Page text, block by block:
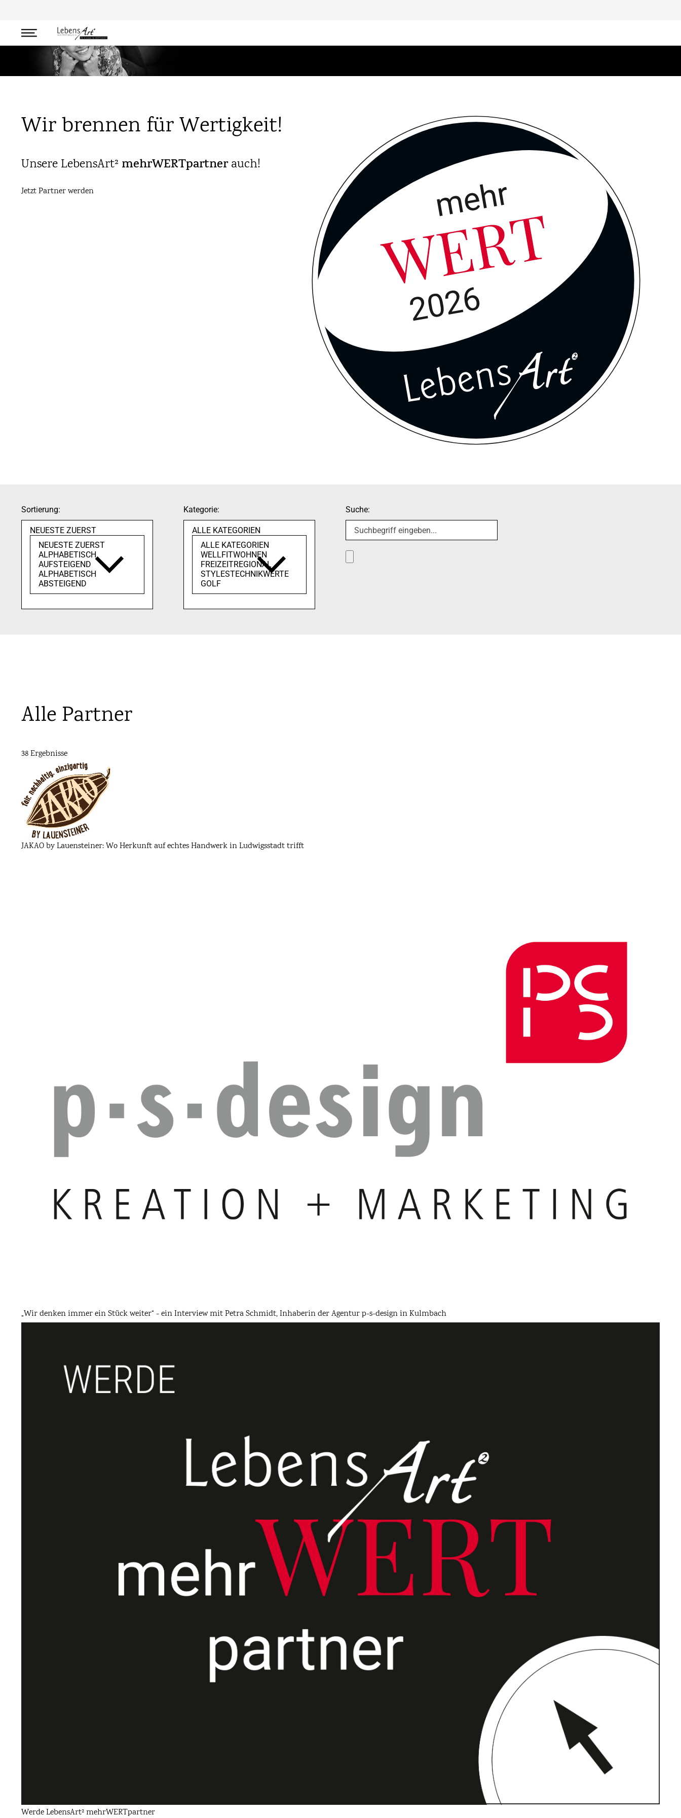
Wir brennen fürWertigkeit!
Unsere LebensArt² mehrWERTpartnerauch!
Jetzt Partner werden
Sortierung:
NEUESTE ZUERST
NEUESTE ZUERST
ALPHABETISCH
AUFSTEIGEND
ALPHABETISCH
ABSTEIGEND
Kategorie:
ALLE KATEGORIEN
ALLE KATEGORIEN
WELLFITWOHNEN
FREIZEITREGIONAL
STYLESTECHNIKWERTE
GOLF
Suche:
Alle Partner
38 Ergebnisse
JAKAO by Lauensteiner: Wo Herkunft auf echtes Handwerk in Ludwigsstadt trifft
„Wir denken immer ein Stück weiter“ - ein Interview mit Petra Schmidt, Inhaberin der Agentur p-s-design in Kulmbach
Werde LebensArt² mehrWERTpartner